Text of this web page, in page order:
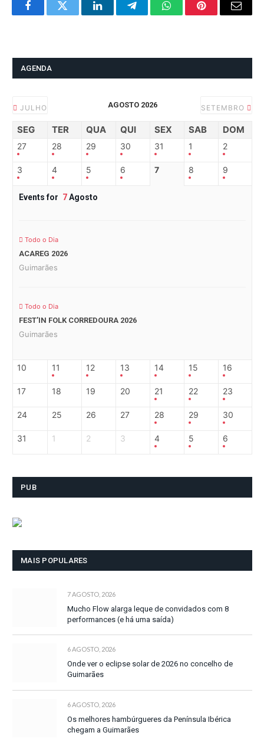
FacebookTwitter LinkedInTelegramWhatsAppPinterestEmail
AGENDA
JULHO AGOSTO 2026 SETEMBRO
SEG TER QUA QUI SEX SAB DOM
27 28 29 30 31 1 2
3 4 5 6 7 8 9
Events for 7Agosto
Todo o Dia
ACAREG 2026
Guimarães
Todo o Dia
FEST’IN FOLK CORREDOURA 2026
Guimarães
10 11 12 13 14 15 16
17 18 19 20 21 22 23
24 25 26 27 28 29 30
31 1 2 3 4 5 6
PUB
MAIS POPULARES
7 AGOSTO, 2026
Mucho Flow alarga leque de convidados com 8
performances (e há uma saída)
6 AGOSTO, 2026
Onde ver o eclipse solar de 2026 no concelho de
Guimarães
6 AGOSTO, 2026
Os melhores hambúrgueres da Península Ibérica
chegam a Guimarães